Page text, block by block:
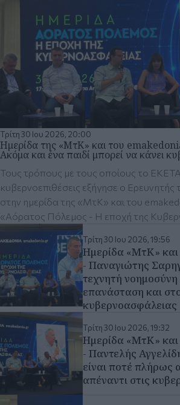
Τρίτη 30 Ιου 2026, 20:00
Ημερίδα της «ΜτΚ» και του
Ακόμα και ένα παιδί μπορεί να κάνει
Τους τρόπους με τους οποίους το ΕΚΕΤΑ
κυβερνοεπιθέσεις εξήγησε ο
στην ημερίδα της «ΜτΚ» και του
«Αόρατος Πόλεμος - Η εποχή της
Τρίτη 30 Ιου 2026, 19:56
Ημερίδα «ΜτΚ»
- Παναγιώτης
τεχνητή νοημοσύνη
επανάσταση και
κυβερνοασφάλειας
Τρίτη 30 Ιου 2026, 19:32
Ημερίδα «ΜτΚ»
- Παντελής
είναι ποτέ πλήρως
απέναντι στις
Τρίτη 30 Ιου 2026, 19:24
Ημερίδα ΜτΚ και
Π. Μπογιατζίδης: «Η
κυβερνοασφάλεια
καθημερινή
Τρίτη 30 Ιου 2026, 19:07
Ημερίδα «ΜτΚ»